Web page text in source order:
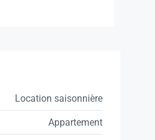
Location saisonnière
Appartement